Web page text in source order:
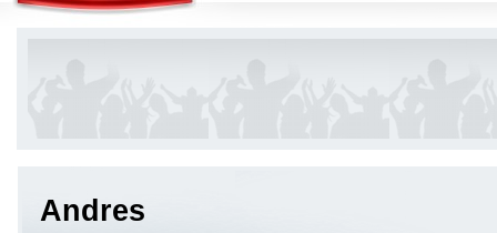
Andres